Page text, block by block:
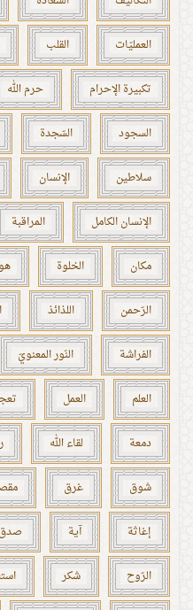
العمليّات القلب
تكبيرة الإحرام حرم الله
السجود السّجدة
سلاطين الإنسان
الإنسان الكامل المراقبة
مكان الخلوة
الرّحمن اللذائذ
الفراشة النّور المعنويّ
العلم العمل
دمعة لقاء الله
شوق غرق
إغاثة آية صدق
الرّوح شكر